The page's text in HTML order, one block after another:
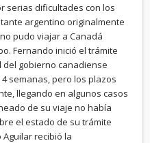
serias dificultades con los
argentino originalmente
pudo viajar a Canadá
Fernando inició el trámite
gobierno canadiense
semanas, pero los plazos
llegando en algunos casos
de su viaje no había
el estado de su trámite
recibió la